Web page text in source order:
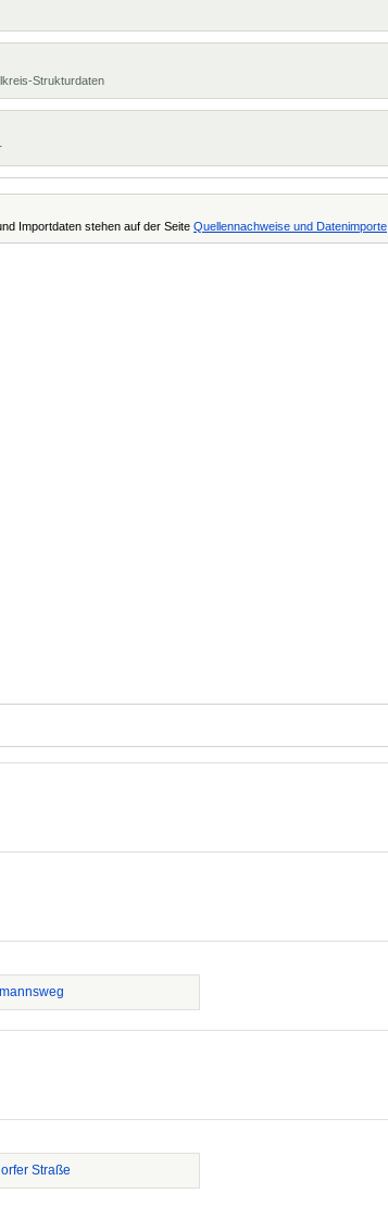
Strukturdaten
Importdaten stehen auf der Seite Quellennachweise und Datenimporte
Straße